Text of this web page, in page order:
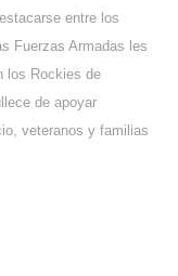
entre los
Fuerzas Armadas les
los Rockies de
de apoyar
veteranos y familias